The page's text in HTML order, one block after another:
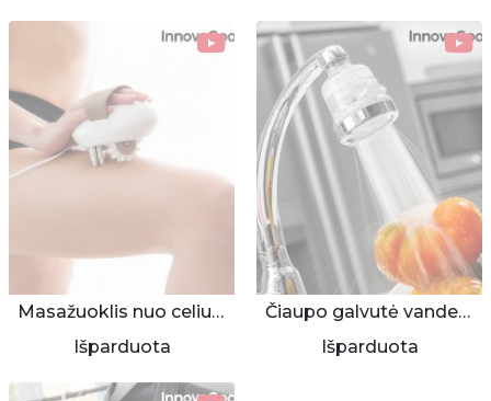
Masažuoklis nuo celiulito
Išparduota
Čiaupo galvutė vandens taupymui, filtravimui
Išparduota